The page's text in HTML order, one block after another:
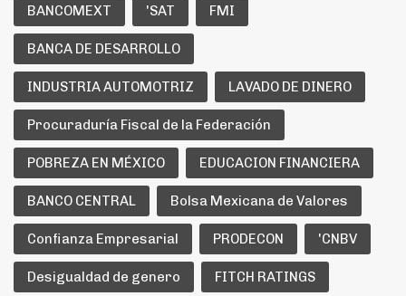
BANCOMEXT 'SAT FMI
BANCA DE DESARROLLO
INDUSTRIA AUTOMOTRIZ LAVADO DE DINERO
Procuraduría Fiscal de la Federación
POBREZA EN MÉXICO EDUCACION FINANCIERA
BANCO CENTRAL Bolsa Mexicana de Valores
Confianza Empresarial PRODECON 'CNBV
Desigualdad de genero FITCH RATINGS